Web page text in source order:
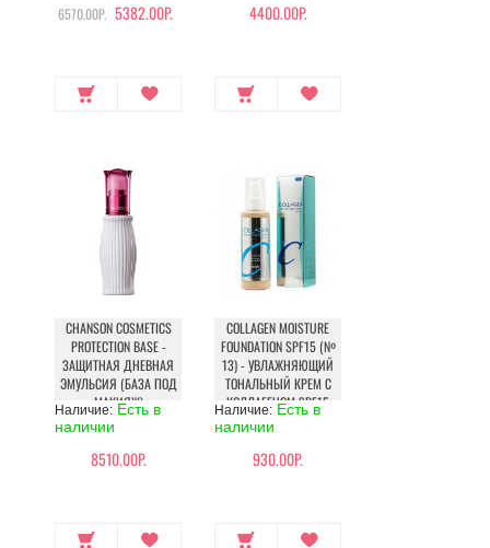
6570.00Р. 5382.00Р. 4400.00Р.
CHANSON COSMETICS
PROTECTION BASE -
ЗАЩИТНАЯ ДНЕВНАЯ
ЭМУЛЬСИЯ (БАЗА ПОД
МАКИЯЖ)
Наличие: Есть в
наличии
8510.00Р.
COLLAGEN MOISTURE
FOUNDATION SPF15 (№
13) - УВЛАЖНЯЮЩИЙ
ТОНАЛЬНЫЙ КРЕМ С
КОЛЛАГЕНОМ SPF15
Наличие: Есть в
наличии
930.00Р.